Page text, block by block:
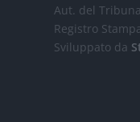
Aut. del
Registro
Sviluppato da